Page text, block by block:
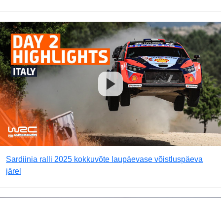
Sardiinia ralli 2025 kokkuvõte laupäevase võistluspäeva
järel